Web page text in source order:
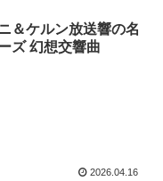
＆ケルン放送響の名
ズ 幻想交響曲
2026.04.16